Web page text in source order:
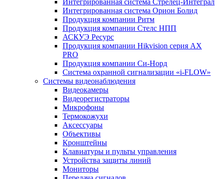
Интегрированная система Стрелец-Интеграл
Интегрированная система Орион Болид
Продукция компании Ритм
Продукция компании Стелс НПП
АСКУЭ Ресурс
Продукция компании Hikvision серия AX
PRO
Продукция компании Си-Норд
Система охранной сигнализации «i-FLOW»
Системы видеонаблюдения
Видеокамеры
Видеорегистраторы
Микрофоны
Термокожухи
Аксессуары
Объективы
Кронштейны
Клавиатуры и пульты управления
Устройства защиты линий
Мониторы